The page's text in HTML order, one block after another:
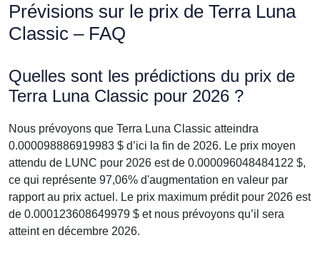
Prévisions sur le prix de Terra Luna
Classic – FAQ
Quelles sont les prédictions du prix de
Terra Luna Classic pour 2026 ?
Nous prévoyons que Terra Luna Classic atteindra
0.000098886919983 $ d’ici la fin de 2026. Le prix moyen
attendu de LUNC pour 2026 est de 0.000096048484122 $,
ce qui représente 97,06% d'augmentation en valeur par
rapport au prix actuel. Le prix maximum prédit pour 2026 est
de 0.000123608649979 $ et nous prévoyons qu’il sera
atteint en décembre 2026.